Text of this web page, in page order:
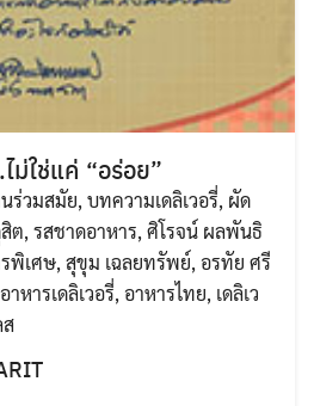
ม่ใช่แค่ “อร่อย”
ร่วมสมัย, บทความเดลิเวอรี่, ผัด
ต, รสชาดอาหาร, ศิโรจน์ ผลพันธิ
พิเศษ, สุขุม เฉลยทรัพย์, อรทัย ศรี
อาหารเดลิเวอรี่, อาหารไทย, เดลิเว